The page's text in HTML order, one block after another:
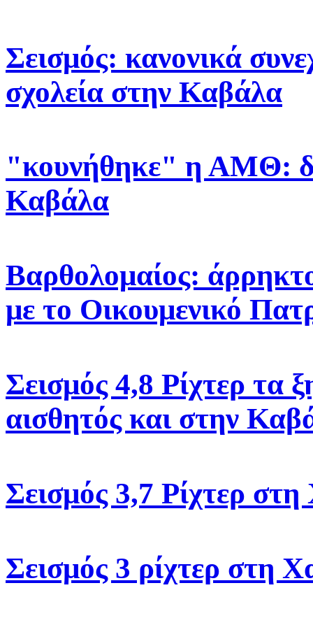
Σεισμός: κανονικά
σχολεία στην Καβάλα
"κουνήθηκε" η ΑΜΘ:
Καβάλα
Βαρθολομαίος:
με το Οικουμενικό
Σεισμός 4,8 Ρίχτερ τα
αισθητός και στην
Σεισμός 3,7 Ρίχτερ στη
Σεισμός 3 ρίχτερ στη